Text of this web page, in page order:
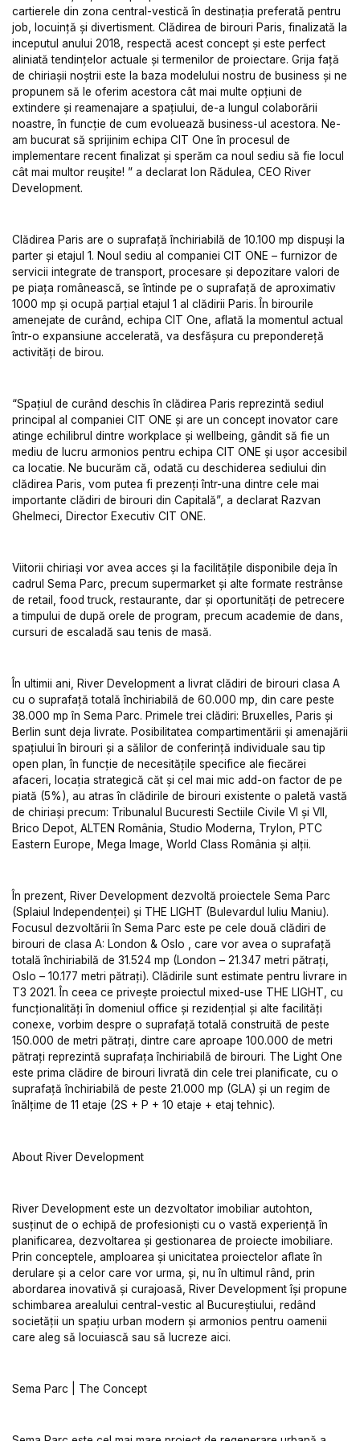
cartierele din zona central-vestică în destinația preferată pentru
job, locuință și divertisment. Clădirea de birouri Paris, finalizată la
inceputul anului 2018, respectă acest concept și este perfect
aliniată tendințelor actuale și termenilor de proiectare. Grija față
de chiriașii noștrii este la baza modelului nostru de business și ne
propunem să le oferim acestora cât mai multe opțiuni de
extindere și reamenajare a spațiului, de-a lungul colaborării
noastre, în funcție de cum evoluează business-ul acestora. Ne-
am bucurat să sprijinim echipa CIT One în procesul de
implementare recent finalizat și sperăm ca noul sediu să fie locul
cât mai multor reușite! ” a declarat Ion Rădulea, CEO River
Development.
Clădirea Paris are o suprafață închiriabilă de 10.100 mp dispuși la
parter și etajul 1. Noul sediu al companiei CIT ONE – furnizor de
servicii integrate de transport, procesare și depozitare valori de
pe piața românească, se întinde pe o suprafață de aproximativ
1000 mp și ocupă parțial etajul 1 al clădirii Paris. În birourile
amenejate de curând, echipa CIT One, aflată la momentul actual
într-o expansiune accelerată, va desfășura cu prepondereță
activități de birou.
“Spațiul de curând deschis în clădirea Paris reprezintă sediul
principal al companiei CIT ONE și are un concept inovator care
atinge echilibrul dintre workplace și wellbeing, gândit să fie un
mediu de lucru armonios pentru echipa CIT ONE și ușor accesibil
ca locatie. Ne bucurăm că, odată cu deschiderea sediului din
clădirea Paris, vom putea fi prezenți într-una dintre cele mai
importante clădiri de birouri din Capitală”, a declarat Razvan
Ghelmeci, Director Executiv CIT ONE.
Viitorii chiriași vor avea acces și la facilitățile disponibile deja în
cadrul Sema Parc, precum supermarket și alte formate restrânse
de retail, food truck, restaurante, dar și oportunități de petrecere
a timpului de după orele de program, precum academie de dans,
cursuri de escaladă sau tenis de masă.
În ultimii ani, River Development a livrat clădiri de birouri clasa A
cu o suprafață totală închiriabilă de 60.000 mp, din care peste
38.000 mp în Sema Parc. Primele trei clădiri: Bruxelles, Paris și
Berlin sunt deja livrate. Posibilitatea compartimentării și amenajării
spațiului în birouri și a sălilor de conferință individuale sau tip
open plan, în funcție de necesitățile specifice ale fiecărei
afaceri, locația strategică căt și cel mai mic add-on factor de pe
piată (5%), au atras în clădirile de birouri existente o paletă vastă
de chiriași precum: Tribunalul Bucuresti Sectiile Civile VI și VII,
Brico Depot, ALTEN România, Studio Moderna, Trylon, PTC
Eastern Europe, Mega Image, World Class România și alții.
În prezent, River Development dezvoltă proiectele Sema Parc
(Splaiul Independenței) și THE LIGHT (Bulevardul Iuliu Maniu).
Focusul dezvoltării în Sema Parc este pe cele două clădiri de
birouri de clasa A: London & Oslo , care vor avea o suprafață
totală închiriabilă de 31.524 mp (London – 21.347 metri pătrați,
Oslo – 10.177 metri pătrați). Clădirile sunt estimate pentru livrare in
T3 2021. În ceea ce privește proiectul mixed-use THE LIGHT, cu
funcționalități în domeniul office și rezidențial și alte facilități
conexe, vorbim despre o suprafață totală construită de peste
150.000 de metri pătrați, dintre care aproape 100.000 de metri
pătrați reprezintă suprafața închiriabilă de birouri. The Light One
este prima clădire de birouri livrată din cele trei planificate, cu o
suprafață închiriabilă de peste 21.000 mp (GLA) și un regim de
înălțime de 11 etaje (2S + P + 10 etaje + etaj tehnic).
About River Development
River Development este un dezvoltator imobiliar autohton,
susținut de o echipă de profesioniști cu o vastă experiență în
planificarea, dezvoltarea și gestionarea de proiecte imobiliare.
Prin conceptele, amploarea și unicitatea proiectelor aflate în
derulare și a celor care vor urma, și, nu în ultimul rând, prin
abordarea inovativă și curajoasă, River Development își propune
schimbarea arealului central-vestic al Bucureștiului, redând
societății un spațiu urban modern și armonios pentru oamenii
care aleg să locuiască sau să lucreze aici.
Sema Parc | The Concept